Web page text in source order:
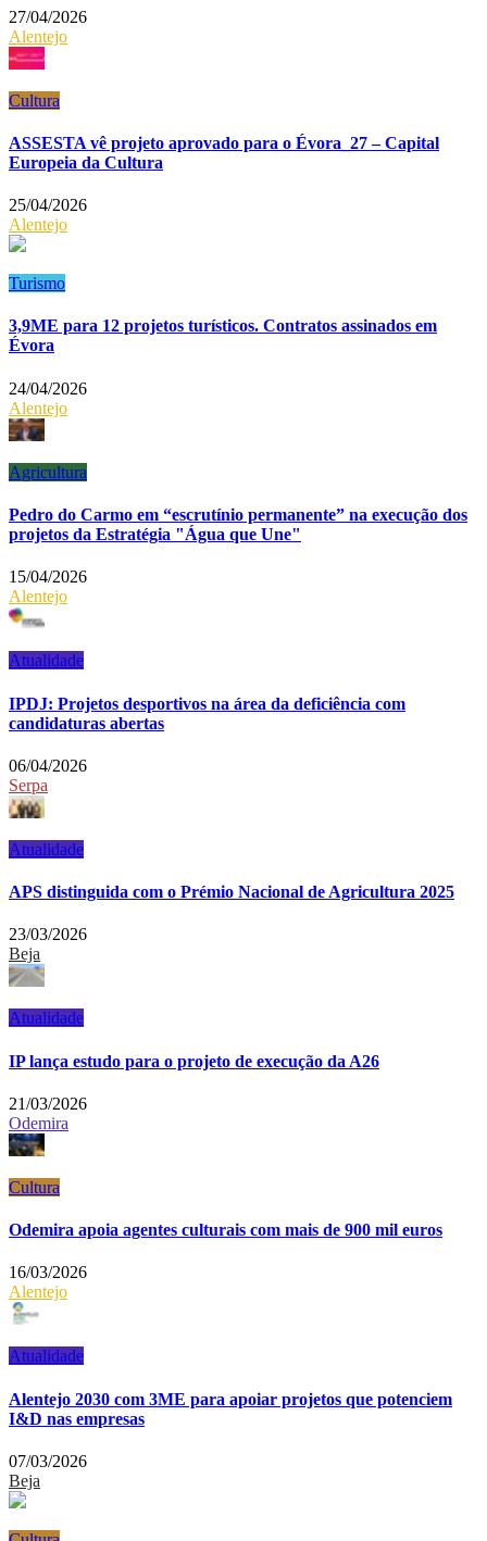
27/04/2026
Alentejo
Cultura
ASSESTA vê projeto aprovado para o Évora_27 – Capital
Europeia da Cultura
25/04/2026
Alentejo
Turismo
3,9ME para 12 projetos turísticos. Contratos assinados em
Évora
24/04/2026
Alentejo
Agricultura
Pedro do Carmo em “escrutínio permanente” na execução dos
projetos da Estratégia "Água que Une"
15/04/2026
Alentejo
Atualidade
IPDJ: Projetos desportivos na área da deficiência com
candidaturas abertas
06/04/2026
Serpa
Atualidade
APS distinguida com o Prémio Nacional de Agricultura 2025
23/03/2026
Beja
Atualidade
IP lança estudo para o projeto de execução da A26
21/03/2026
Odemira
Cultura
Odemira apoia agentes culturais com mais de 900 mil euros
16/03/2026
Alentejo
Atualidade
Alentejo 2030 com 3ME para apoiar projetos que potenciem
I&D nas empresas
07/03/2026
Beja